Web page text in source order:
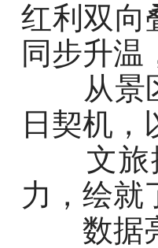
红利双向
同步升温
从景区
日契机
文旅搭
力，绘就
数据亮